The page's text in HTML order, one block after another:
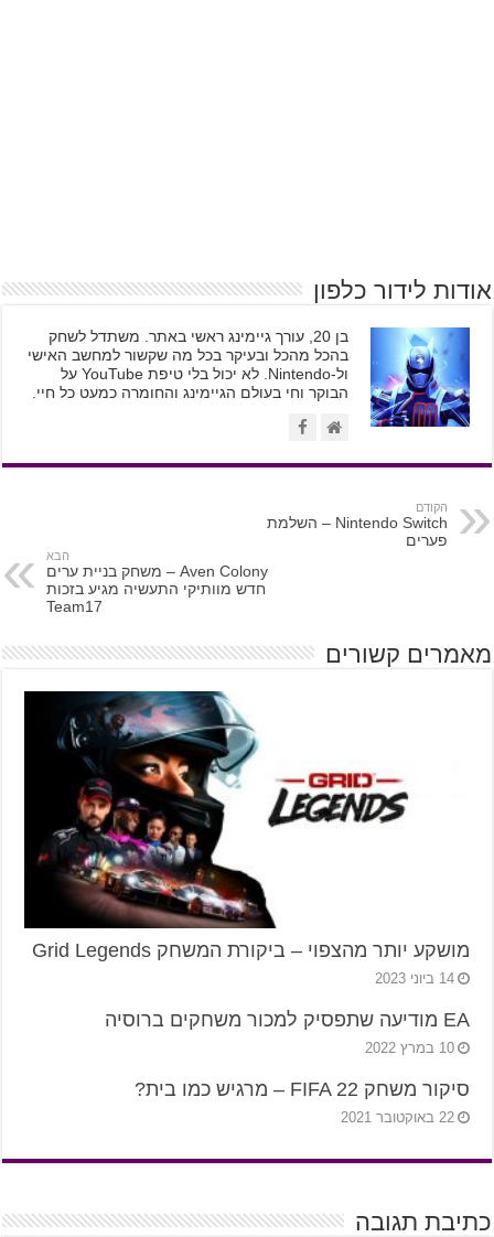
אודות לידור כלפון
בן 20, עורך גיימינג ראשי באתר. משתדל לשחק
בהכל מהכל ובעיקר בכל מה שקשור למחשב האישי
ול-Nintendo. לא יכול בלי טיפת YouTube על
הבוקר וחי בעולם הגיימינג והחומרה כמעט כל חיי.
הקודם
Nintendo Switch – השלמת
פערים
הבא
Aven Colony – משחק בניית ערים
חדש מוותיקי התעשיה מגיע בזכות
Team17
מאמרים קשורים
מושקע יותר מהצפוי – ביקורת המשחק Grid Legends
14 ביוני 2023
EA מודיעה שתפסיק למכור משחקים ברוסיה
10 במרץ 2022
סיקור משחק FIFA 22 – מרגיש כמו בית?
22 באוקטובר 2021
כתיבת תגובה